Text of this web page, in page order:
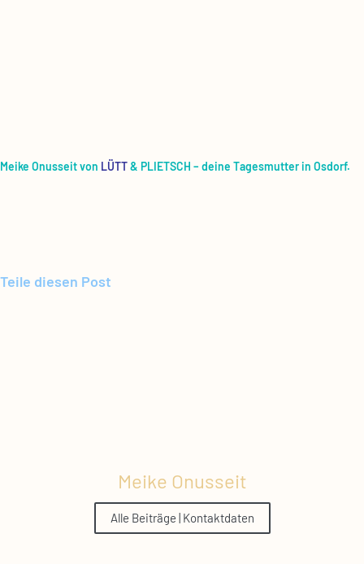
Mei­ke Onus­seit von LÜTT& PLIETSCH – dei­ne Tages­mut­ter in Osdorf.
Teile diesen Post
Meike Onusseit
Alle Beiträge | Kontaktdaten